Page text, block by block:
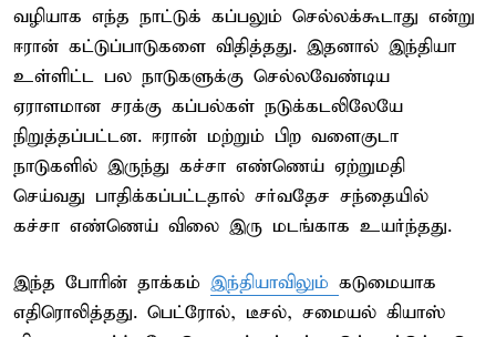
வழியாக எந்த நாட்டுக் கப்பலும் செல்லக்கூடாது என்று
ஈரான் கட்டுப்பாடுகளை விதித்தது. இதனால் இந்தியா
உள்ளிட்ட பல நாடுகளுக்கு செல்லவேண்டிய
ஏராளமான சரக்கு கப்பல்கள் நடுக்கடலிலேயே
நிறுத்தப்பட்டன. ஈரான் மற்றும் பிற வளைகுடா
நாடுகளில் இருந்து கச்சா எண்ணெய் ஏற்றுமதி
செய்வது பாதிக்கப்பட்டதால் சர்வதேச சந்தையில்
கச்சா எண்ணெய் விலை இரு மடங்காக உயர்ந்தது.
இந்த போரின் தாக்கம் இந்தியாவிலும் கடுமையாக
எதிரொலித்தது. பெட்ரோல், டீசல், சமையல் கியாஸ்